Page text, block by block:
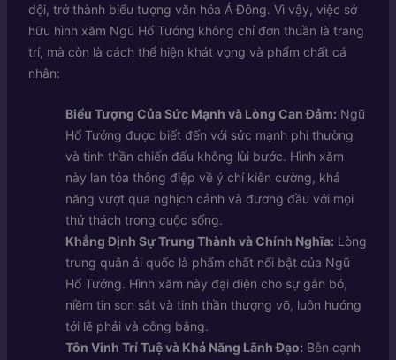
dội, trở thành biểu tượng văn hóa Á Đông. Vì vậy, việc sở
hữu hình xăm Ngũ Hổ Tướng không chỉ đơn thuần là trang
trí, mà còn là cách thể hiện khát vọng và phẩm chất cá
nhân:
Biểu Tượng Của Sức Mạnh và Lòng Can Đảm: Ngũ
Hổ Tướng được biết đến với sức mạnh phi thường
và tinh thần chiến đấu không lùi bước. Hình xăm
này lan tỏa thông điệp về ý chí kiên cường, khả
năng vượt qua nghịch cảnh và đương đầu với mọi
thử thách trong cuộc sống.
Khẳng Định Sự Trung Thành và Chính Nghĩa: Lòng
trung quân ái quốc là phẩm chất nổi bật của Ngũ
Hổ Tướng. Hình xăm này đại diện cho sự gắn bó,
niềm tin son sắt và tinh thần thượng võ, luôn hướng
tới lẽ phải và công bằng.
Tôn Vinh Trí Tuệ và Khả Năng Lãnh Đạo: Bên cạnh